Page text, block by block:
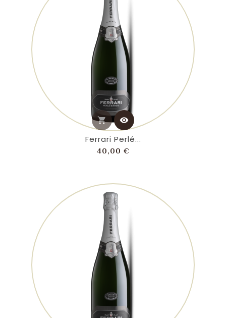
shopping_cart visibility
Ferrari Perlé...
40,00 €